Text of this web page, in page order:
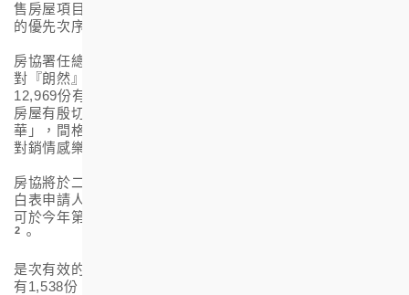
售房屋項目「朗然」進行電腦抽籤，以決定申請者揀選單位
的優先次序。
房協署任總監（物業發展及市場事務）勞連發表示：「市場
對『朗然』的反應非常踴躍。經點算及確認後，共收到
12,969份有效的申請表，超額認購接近
房屋有殷切需求。加上房協的資助出售房屋項目「實而不
華」，間格實用，選料優質，並配備基本裝修及家電
對銷情感樂觀。」
房協將於二月下旬起根據電腦抽籤排列的優先次序，安排與
白表申請人面見以審核其申請。符合資格的申請人預計最快
可於今年第二季開始按其申請類別的優先次序分組選購單位
2 。
是次有效的申請中，白表共有11,431份（佔約
有1,538份（佔約